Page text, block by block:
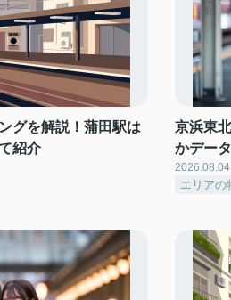
グを解説！蒲田駅は
紹介
京浜東
かデー
2026.08.04
エリアの